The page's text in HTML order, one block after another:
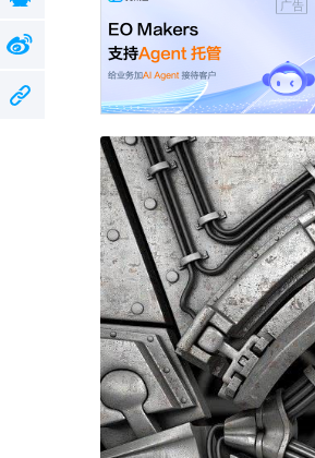
广告